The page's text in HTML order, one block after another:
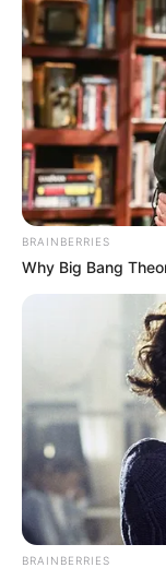
BRAINBERRIES
Why Big Bang
BRAINBERRIES